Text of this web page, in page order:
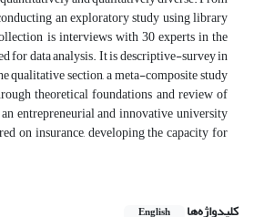
an exploratory study using library
is interviews with 30 experts in the
for data analysis. It is descriptive-survey in
qualitative section, a meta-composite study
theoretical foundations and review of
entrepreneurial and innovative university
on insurance, developing the capacity for
کلیدواژه‌ها English